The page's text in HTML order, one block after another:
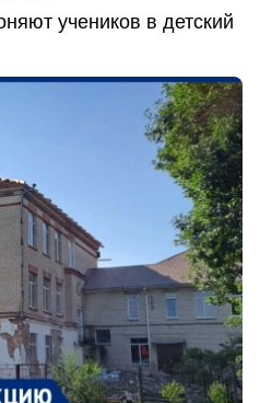
учеников в детский